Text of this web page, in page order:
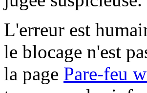
L'erreur est
le blocage n'est
la page Pare-feu